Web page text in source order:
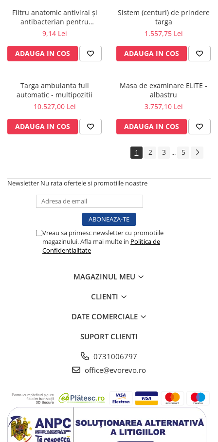
Vase
Spirometrie
Spirometre
Filtre antibacteriene
Alte dispozitive respiratorii
Clesti nazali
Dermatoscoape
Diapazon
Set ORL/Oftalmo
Lampi examinare
Lampi cu infrarosu
Electroencefalografe
Colposcoape
Glucometre
Ingrijire personala
Perne si paturi electrice
Perne ortopedice
Filtru anatomic antiviral și
antibacterian pentru
spirometrie – int. Ø 25,5mm x
9,14 Lei
ADAUGA IN COS
Sistem (centuri) de prindere
targa
1.557,75 Lei
ADAUGA IN COS
Targa ambulanta full
automatic - multipozitii
10.527,00 Lei
ADAUGA IN COS
Masa de examinare ELITE -
albastru
3.757,10 Lei
ADAUGA IN COS
1 2 3 ... 5
Newsletter Nu rata ofertele si promotiile noastre
Vreau sa primesc newsletter cu promotiile
magazinului. Afla mai multe in Politica de
Confidentialitate
MAGAZINUL MEU
CLIENTI
DATE COMERCIALE
SUPORT CLIENTI
0731006797
office@evorevo.ro